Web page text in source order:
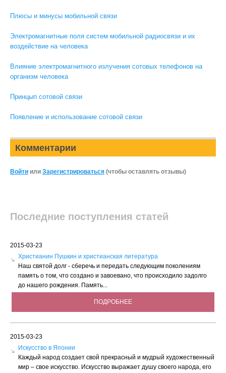
Плюсы и минусы мобильной связи
Электромагнитные поля систем мобильной радиосвязи и их
воздействие на человека
Влияние электромагнитного излучения сотовых телефонов на
организм человека
Принцып сотовой связи
Появление и использование сотовой связи
Комментарии
Войти или Зарегистрироваться (чтобы оставлять отзывы)
Последние поступления статей
2015-03-23
Христианин Пушкин и христианская литература
Наш святой долг - сберечь и передать следующим поколениям
память о том, что создано и завоевано, что происходило задолго
до нашего рождения. Память...
ПОДРОБНЕЕ
2015-03-23
Искусство в Японии
Каждый народ создает свой прекрасный и мудрый художественный
мир – свое искусство. Искусство выражает душу своего народа, его